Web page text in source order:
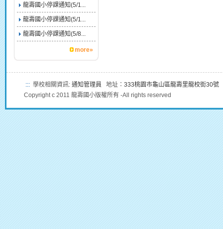
龍壽國小停課通知(5/1...
龍壽國小停課通知(5/1...
龍壽國小停課通知(5/8...
more»
::: 學校相關資訊: 通知管理員 地址： 333桃園市龜山區龍壽里龍校街30號
Copyright c 2011 龍壽國小版權所有 -All rights reserved